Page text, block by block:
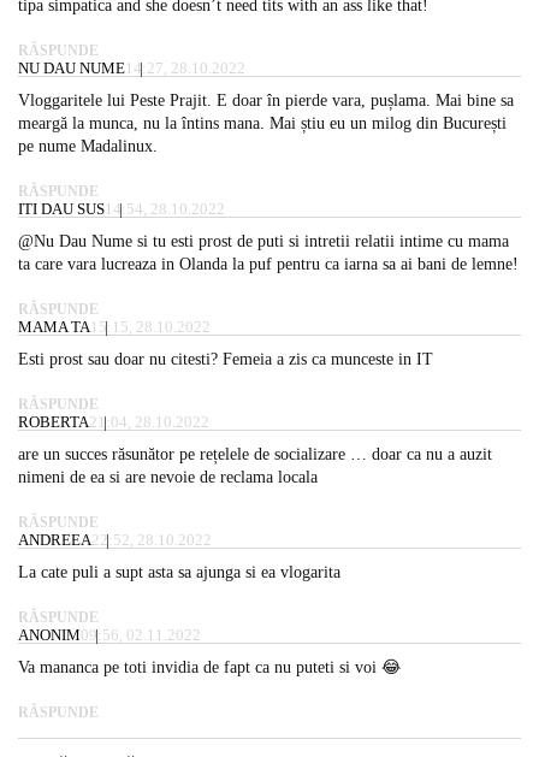
tipa simpatica and she doesn’t need tits with an ass like that!
RĂSPUNDE
NU DAU NUME14:27, 28.10.2022
Vloggaritele lui Peste Prajit. E doar în pierde vara, pușlama. Mai bine sa
meargă la munca, nu la întins mana. Mai știu eu un milog din București
pe nume Madalinux.
RĂSPUNDE
ITI DAU SUS14:54, 28.10.2022
@Nu Dau Nume si tu esti prost de puti si intretii relatii intime cu mama
ta care vara lucreaza in Olanda la puf pentru ca iarna sa ai bani de lemne!
RĂSPUNDE
MAMA TA15:15, 28.10.2022
Esti prost sau doar nu citesti? Femeia a zis ca munceste in IT
RĂSPUNDE
ROBERTA21:04, 28.10.2022
are un succes răsunător pe rețelele de socializare … doar ca nu a auzit
nimeni de ea si are nevoie de reclama locala
RĂSPUNDE
ANDREEA22:52, 28.10.2022
La cate puli a supt asta sa ajunga si ea vlogarita
RĂSPUNDE
ANONIM09:56, 02.11.2022
Va mananca pe toti invidia de fapt ca nu puteti si voi 😂
RĂSPUNDE